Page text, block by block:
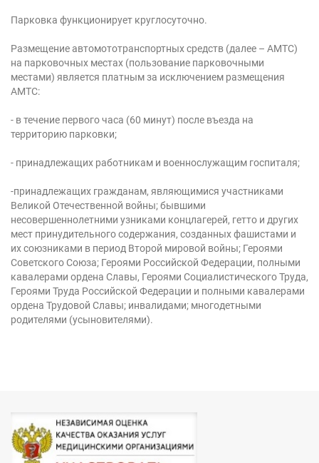
Парковка функционирует круглосуточно.
Размещение автомототранспортных средств (далее – АМТС)
на парковочных местах (пользование парковочными
местами) является платным за исключением размещения
АМТС:
- в течение первого часа (60 минут) после въезда на
территорию парковки;
- принадлежащих работникам и военнослужащим госпиталя;
-принадлежащих гражданам, являющимися участниками
Великой Отечественной войны; бывшими
несовершеннолетними узниками концлагерей, гетто и других
мест принудительного содержания, созданных фашистами и
их союзниками в период Второй мировой войны; Героями
Советского Союза; Героями Российской Федерации, полными
кавалерами ордена Славы, Героями Социалистического Труда,
Героями Труда Российской Федерации и полными кавалерами
ордена Трудовой Славы; инвалидами; многодетными
родителями (усыновителями).